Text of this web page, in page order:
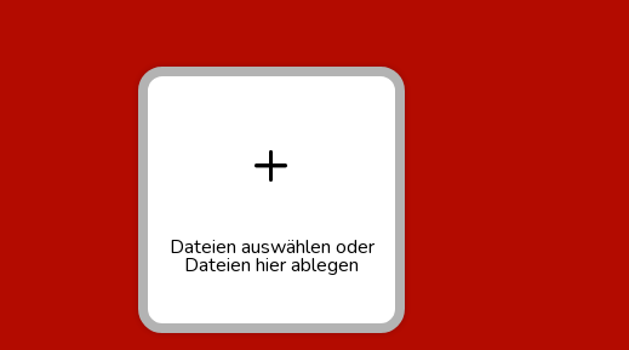
+
Dateien auswählen oder
Dateien hier ablegen